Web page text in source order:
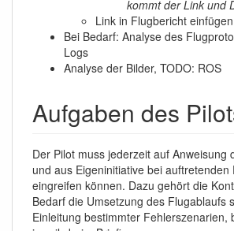
kommt der Link und
Link in Flugbericht einfügen
Bei Bedarf: Analyse des
Logs
Analyse der Bilder, TODO: ROS
Aufgaben des
Der Pilot muss jederzeit auf Anweisung
und aus Eigeninitiative bei auftretenden
eingreifen können. Dazu gehört die
Bedarf die Umsetzung des Flugablaufs
Einleitung bestimmter Fehlerszenarien,